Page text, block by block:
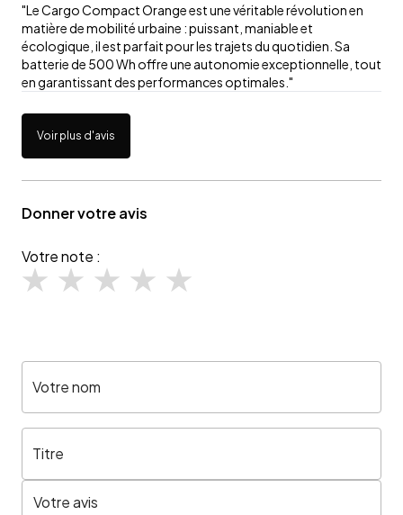
"Le Cargo Compact Orange est une véritable révolution en
matière de mobilité urbaine : puissant, maniable et
écologique, il est parfait pour les trajets du quotidien. Sa
batterie de 500 Wh offre une autonomie exceptionnelle, tout
en garantissant des performances optimales."
Voir plus d'avis
Donner votre avis
Votre note :
Votre nom
Titre